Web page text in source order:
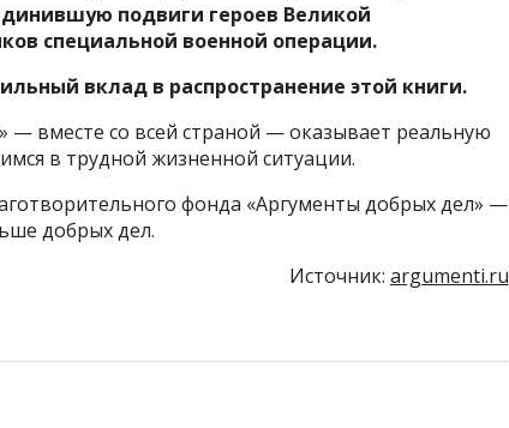
подвиги героев Великой
специальной военной операции.
вклад в распространение этой книги.
— вместе со всей страной — оказывает реальную
в трудной жизненной ситуации.
фонда «Аргументы добрых дел» —
добрых дел.
Источник: argumenti.ru